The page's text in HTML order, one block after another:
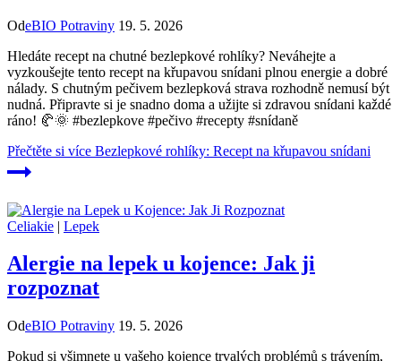
OdeBIO Potraviny 19. 5. 2026
Hledáte recept na chutné bezlepkové rohlíky? Neváhejte a
vyzkoušejte tento recept na křupavou snídani plnou energie a dobré
nálady. S chutným pečivem bezlepková strava rozhodně nemusí být
nudná. Připravte si je snadno doma a užijte si zdravou snídani každé
ráno! 🥐🌞 #bezlepkove #pečivo #recepty #snídaně
Přečtěte si více Bezlepkové rohlíky: Recept na křupavou snídani
Celiakie | Lepek
Alergie na lepek u kojence: Jak ji
rozpoznat
OdeBIO Potraviny 19. 5. 2026
Pokud si všimnete u vašeho kojence trvalých problémů s trávením,